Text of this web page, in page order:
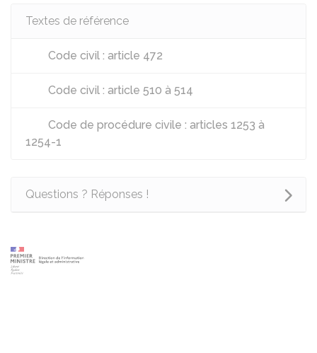
Textes de référence
Code civil : article 472
Code civil : article 510 à 514
Code de procédure civile : articles 1253 à
1254-1
Questions ? Réponses !